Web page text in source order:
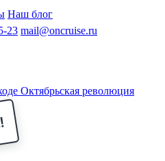
Все города
ПермьВ Ростов-на-Дону
По ОкеПо Енисею
революция
Иван
Наш блог
23 mail@oncruise.ru
Октябрьская революция